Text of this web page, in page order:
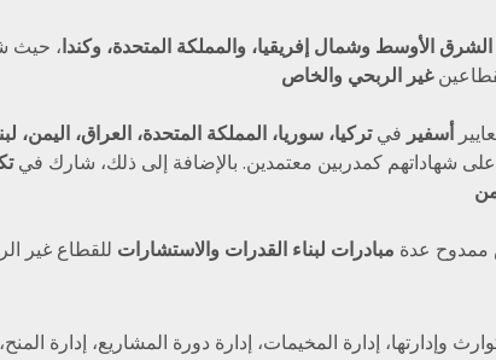
الأوسط وشمال إفريقيا، والمملكة المتحدة، وكندا، حيث
غير الربحي والخاص
أسفير فيتركيا، سوريا، المملكة المتحدة، العراق، اليمن،
شهاداتهم كمدربين معتمدين. بالإضافة إلى ذلك، شارك في
عدة مبادرات لبناء القدرات والاستشارات للقطاع غير
وإدارتها، إدارة المخيمات، إدارة دورة المشاريع، إدارة